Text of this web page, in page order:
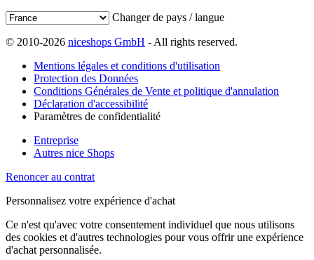
Changer de pays / langue
© 2010-2026 niceshops GmbH - All rights reserved.
Mentions légales et conditions d'utilisation
Protection des Données
Conditions Générales de Vente et politique d'annulation
Déclaration d'accessibilité
Paramètres de confidentialité
Entreprise
Autres nice Shops
Renoncer au contrat
Personnalisez votre expérience d'achat
Ce n'est qu'avec votre consentement individuel que nous utilisons
des cookies et d'autres technologies pour vous offrir une expérience
d'achat personnalisée.